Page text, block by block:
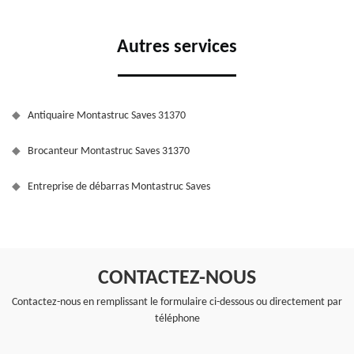
Autres services
Antiquaire Montastruc Saves 31370
Brocanteur Montastruc Saves 31370
Entreprise de débarras Montastruc Saves
CONTACTEZ-NOUS
Contactez-nous en remplissant le formulaire ci-dessous ou directement par
téléphone